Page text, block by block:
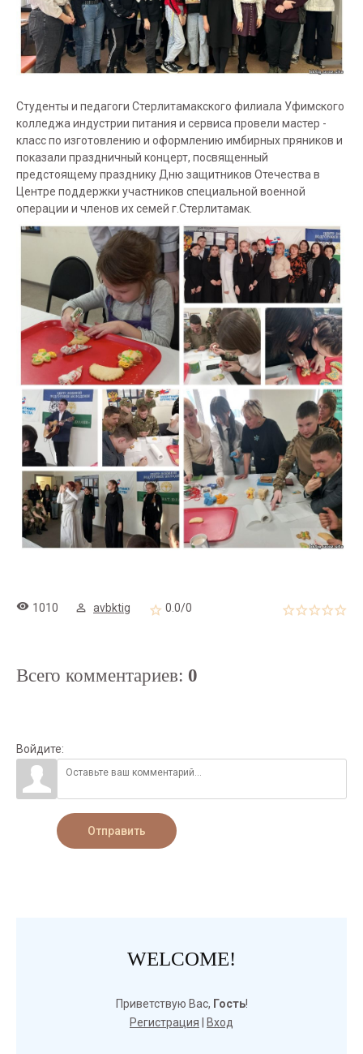
Студенты и педагоги Стерлитамакского филиала Уфимского
колледжа индустрии питания и сервиса провели мастер -
класс по изготовлению и оформлению имбирных пряников и
показали праздничный концерт, посвященный
предстоящему празднику Дню защитников Отечества в
Центре поддержки участников специальной военной
операции и членов их семей г.Стерлитамак.
1010 avbktig 0.0/0
Всего комментариев: 0
Войдите:
Отправить
WELCOME!
Приветствую Вас, Гость!
Регистрация
Вход